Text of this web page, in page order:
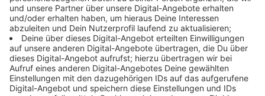
haben laut Statistik vom Robert-Koch-Institut aktuell
nur die Stadt Emden (12,0) und die Landkreise Aurich
(13,2) und Heidekreis (21,3).
Anzeige